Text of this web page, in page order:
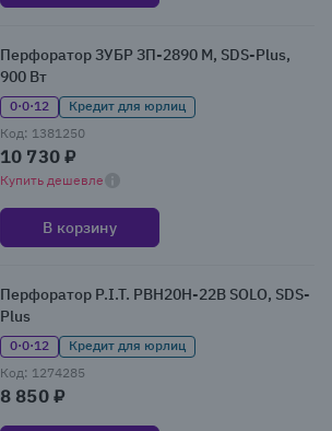
Перфоратор ЗУБР ЗП-2890 М, SDS-Plus,
900 Вт
0·0·12
Кредит для юрлиц
Код: 1381250
10 730 ₽
Купить дешевле
В корзину
Перфоратор P.I.T. PBH20H-22B SOLO, SDS-
Plus
0·0·12
Кредит для юрлиц
Код: 1274285
8 850 ₽